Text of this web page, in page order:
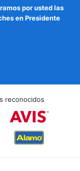
por usted las
en Presidente
reconocidos